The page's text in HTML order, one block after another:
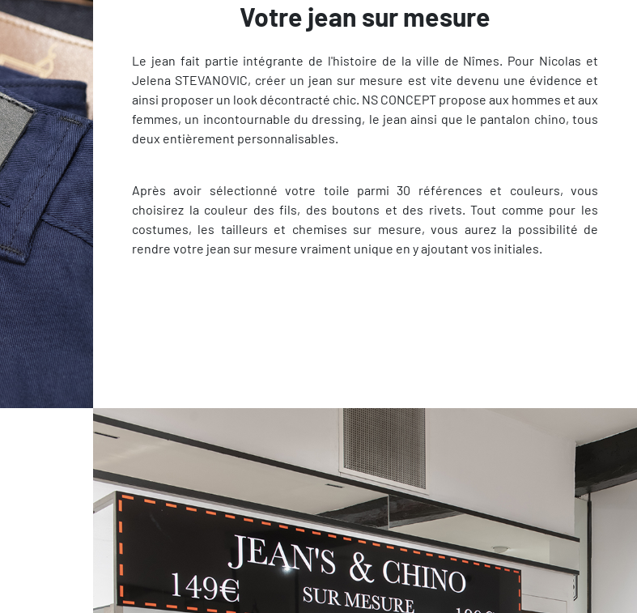
Votre jean sur mesure
Le jean fait partie intégrante de l'histoire de la ville de Nîmes. Pour Nicolas et
Jelena STEVANOVIC, créer un jean sur mesure est vite devenu une évidence et
ainsi proposer un look décontracté chic. NS CONCEPT propose aux hommes et aux
femmes, un incontournable du dressing, le jean ainsi que le pantalon chino, tous
deux entièrement personnalisables.
Après avoir sélectionné votre toile parmi 30 références et couleurs, vous
choisirez la couleur des fils, des boutons et des rivets. Tout comme pour les
costumes, les tailleurs et chemises sur mesure, vous aurez la possibilité de
rendre votre jean sur mesure vraiment unique en y ajoutant vos initiales.